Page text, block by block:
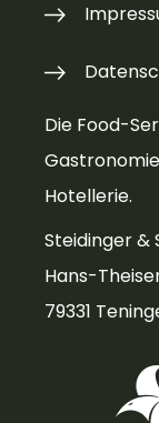
Die Food-
Hotellerie.
Steidinger &
Hans-
79331